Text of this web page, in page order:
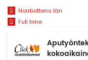
Norrbottens län
Full time